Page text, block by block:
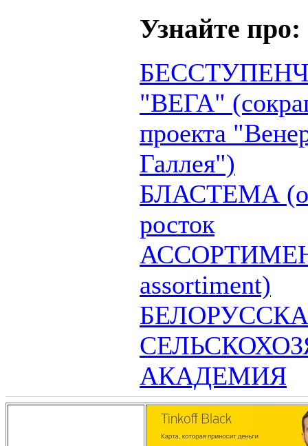
Узнайте про:
"ВЕГА"
проекта
Галлея")
БЛАСТЕМА
росток
assortiment)
АКАДЕМИЯ